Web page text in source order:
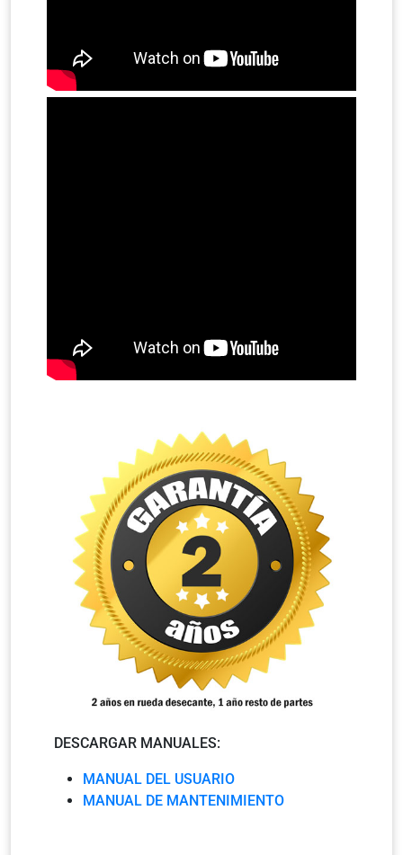
DESCARGAR MANUALES:
MANUAL DEL USUARIO
MANUAL DE MANTENIMIENTO